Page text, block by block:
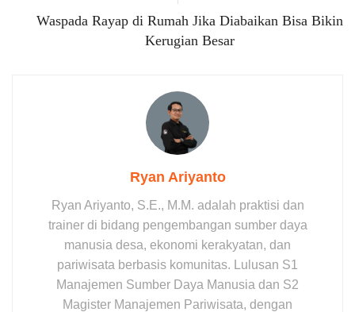
Waspada Rayap di Rumah Jika Diabaikan Bisa Bikin
Kerugian Besar
Ryan Ariyanto
Ryan Ariyanto, S.E., M.M. adalah praktisi dan
trainer di bidang pengembangan sumber daya
manusia desa, ekonomi kerakyatan, dan
pariwisata berbasis komunitas. Lulusan S1
Manajemen Sumber Daya Manusia dan S2
Magister Manajemen Pariwisata, dengan